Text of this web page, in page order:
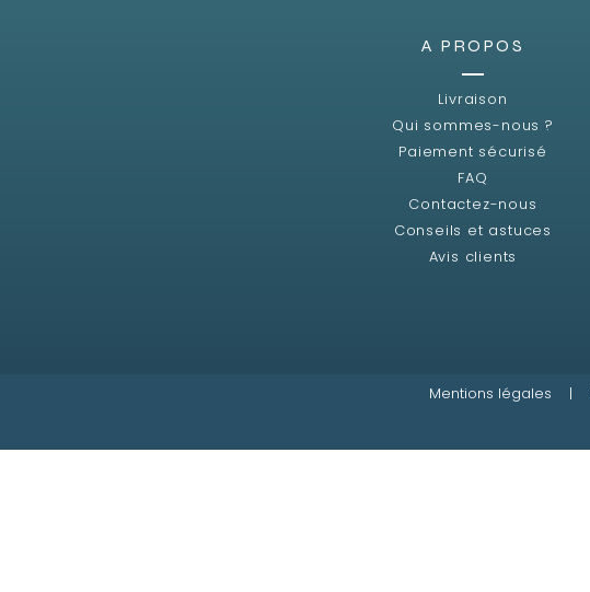
A PROPOS
Livraison
Qui sommes-nous ?
Paiement sécurisé
FAQ
Contactez-nous
Conseils et astuces
Avis clients
Mentions légales |